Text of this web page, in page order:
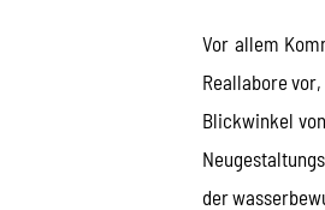
Vor allem
Reallabore
Blickwinkel
der